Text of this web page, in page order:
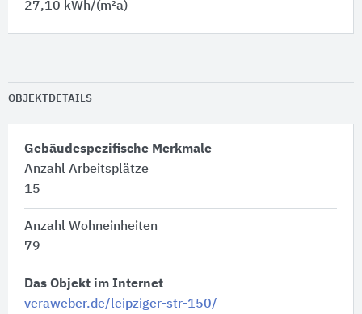
27,10 kWh/(m²a)
OBJEKTDETAILS
Gebäudespezifische Merkmale
Anzahl Arbeitsplätze
15
Anzahl Wohneinheiten
79
Das Objekt im Internet
veraweber.de/leipziger-str-150/